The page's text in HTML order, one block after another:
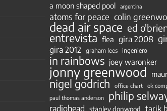
a moon shaped pool argentina
atoms for peace colin
dead air space ed
entrevista flea gira 2008
gira 2012 graham lees ingeniero
in rainbows joey waronker
jonny greenwood
nigel godrich office chart ok
paul thomas anderson philip
radiohead stanley donwood tarik